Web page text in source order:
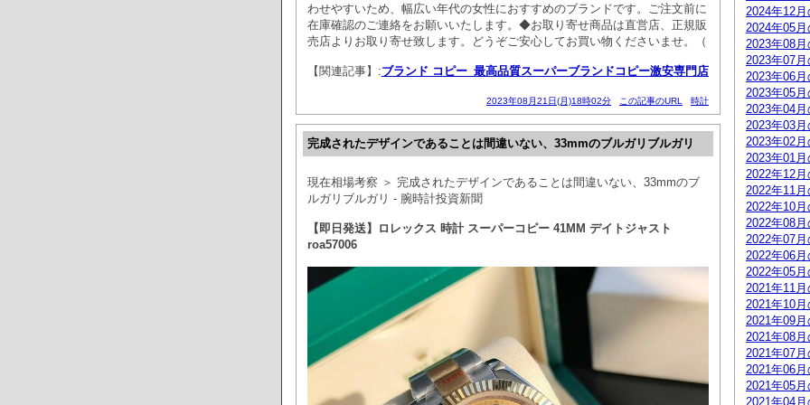
わせやすいため、幅広い年代の女性におすすめのブランドです。ご注文前に
在庫確認のご連絡をお願いいたします。◆お取り寄せ商品は直営店、正規販
売店よりお取り寄せ致します。どうぞご安心してお買い物くださいませ。（
【関連記事】:ブランド コピー_最高品質スーパーブランドコピー激安専門店
2023年08月21日(月)18時02分 この記事のURL 時計
完成されたデザインであることは間違いない、33mmのブルガリブルガリ
現在相場考察 ＞ 完成されたデザインであることは間違いない、33mmのブ
ルガリブルガリ - 腕時計投資新聞
【即日発送】ロレックス 時計 スーパーコピー 41MM デイトジャスト
roa57006
2024年12
2024年05
2023年08
2023年07
2023年06
2023年05
2023年04
2023年03
2023年02
2023年01
2022年12
2022年11
2022年10
2022年08
2022年07
2022年06
2022年05
2021年11
2021年10
2021年09
2021年08
2021年07
2021年06
2021年05
2021年04